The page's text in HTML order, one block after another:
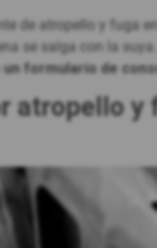
de atropello y fuga
se salga con la suya.
un formulario de
atropello y